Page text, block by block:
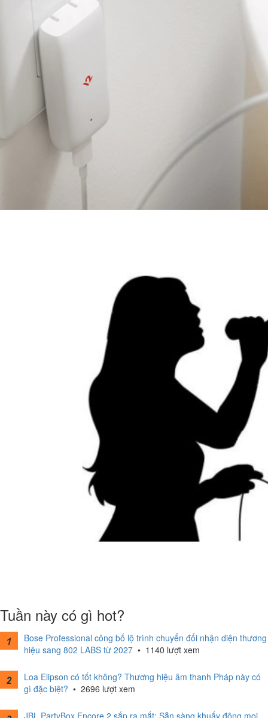
Tuần này có gì hot?
Bose Professional công bố lộ trình chuyển đổi nhận diện thương
hiệu sang 802 LABS từ 2027 • 1140 lượt xem
Loa Elipson có tốt không? Thương hiệu âm thanh Pháp này có
gì đặc biệt? • 2696 lượt xem
JBL PartyBox Encore 2 sắp ra mắt: Sẵn sàng khuấy động mọi